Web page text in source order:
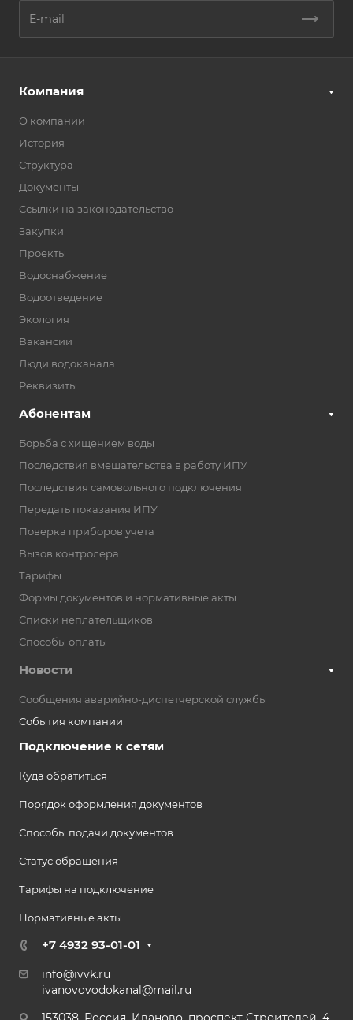
Компания
О компании
История
Структура
Документы
Ссылки на законодательство
Закупки
Проекты
Водоснабжение
Водоотведение
Экология
Вакансии
Люди водоканала
Реквизиты
Абонентам
Борьба с хищением воды
Последствия вмешательства в работу ИПУ
Последствия самовольного подключения
Передать показания ИПУ
Поверка приборов учета
Вызов контролера
Тарифы
Формы документов и нормативные акты
Списки неплательщиков
Способы оплаты
Новости
Сообщения аварийно-диспетчерской службы
События компании
Подключение к сетям
Куда обратиться
Порядок оформления документов
Способы подачи документов
Статус обращения
Тарифы на подключение
Нормативные акты
+7 4932 93-01-01
info@ivvk.ru
ivanovovodokanal@mail.ru